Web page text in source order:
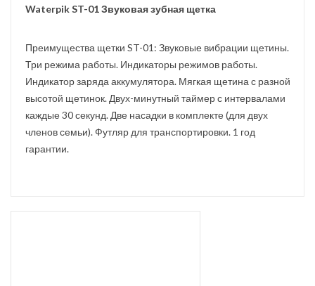
Waterpik ST-01 Звуковая зубная щетка
Преимущества щетки ST-01: Звуковые вибрации щетины.
Три режима работы. Индикаторы режимов работы.
Индикатор заряда аккумулятора. Мягкая щетина с разной
высотой щетинок. Двух-минутный таймер с интервалами
каждые 30 секунд. Две насадки в комплекте (для двух
членов семьи). Футляр для транспортировки. 1 год
гарантии.